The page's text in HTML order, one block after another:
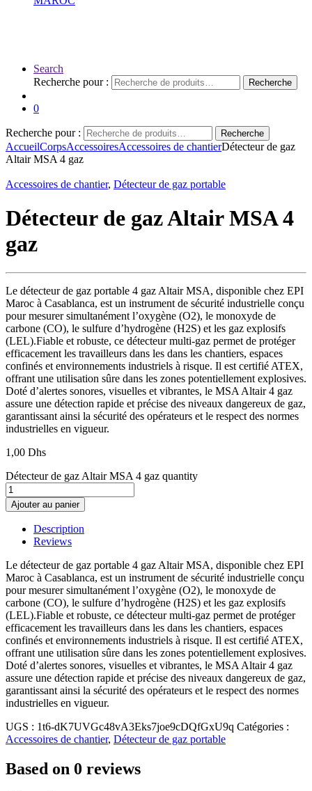
Search
Recherche pour :
Recherche
0
Recherche pour : Recherche
AccueilCorpsAccessoiresAccessoires de chantierDétecteur de gaz
Altair MSA 4 gaz
Accessoires de chantier, Détecteur de gaz portable
Détecteur de gaz Altair MSA 4
gaz
Le détecteur de gaz portable 4 gaz Altair MSA, disponible chez EPI
Maroc à Casablanca, est un instrument de sécurité industrielle conçu
pour mesurer simultanément l’oxygène (O2), le monoxyde de
carbone (CO), le sulfure d’hydrogène (H2S) et les gaz explosifs
(LEL).Fiable et robuste, ce détecteur multi-gaz permet de protéger
efficacement les travailleurs dans les dans les chantiers, espaces
confinés et environnements industriels à risque. Il est certifié ATEX,
offrant une utilisation sûre dans les zones potentiellement explosives.
Doté d’alertes sonores, visuelles et vibrantes, le MSA Altair 4 gaz
assure une détection rapide et précise des niveaux dangereux de gaz,
garantissant ainsi la sécurité des opérateurs et le respect des normes
industrielles en vigueur.
1,00 Dhs
Détecteur de gaz Altair MSA 4 gaz quantity
Ajouter au panier
Description
Reviews
Le détecteur de gaz portable 4 gaz Altair MSA, disponible chez EPI
Maroc à Casablanca, est un instrument de sécurité industrielle conçu
pour mesurer simultanément l’oxygène (O2), le monoxyde de
carbone (CO), le sulfure d’hydrogène (H2S) et les gaz explosifs
(LEL).Fiable et robuste, ce détecteur multi-gaz permet de protéger
efficacement les travailleurs dans les dans les chantiers, espaces
confinés et environnements industriels à risque. Il est certifié ATEX,
offrant une utilisation sûre dans les zones potentiellement explosives.
Doté d’alertes sonores, visuelles et vibrantes, le MSA Altair 4 gaz
assure une détection rapide et précise des niveaux dangereux de gaz,
garantissant ainsi la sécurité des opérateurs et le respect des normes
industrielles en vigueur.
UGS : 1t6-dK7UVGc48vA3Eks7joe9cDQfGxU9q Catégories :
Accessoires de chantier, Détecteur de gaz portable
Based on 0 reviews